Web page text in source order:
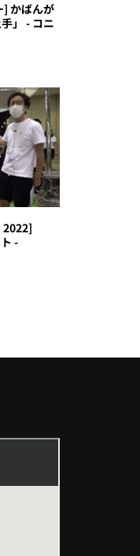
] かばんが
」 - コニ
2022]
-